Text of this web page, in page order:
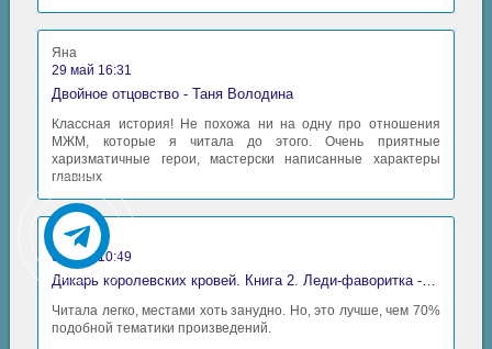
042
043
044
045
046
047
048
049
050
Яна
29 май 16:31
Двойное отцовство - Таня Володина
Классная история! Не похожа ни на одну про отношения
МЖМ, которые я читала до этого. Очень приятные
харизматичные герои, мастерски написанные характеры
главных
Аида
06 май 10:49
Дикарь королевских кровей. Книга 2. Леди-фаворитка - Анна Сергеевна Гаврилова
Читала легко, местами хоть занудно. Но, это лучше, чем 70%
подобной тематики произведений.